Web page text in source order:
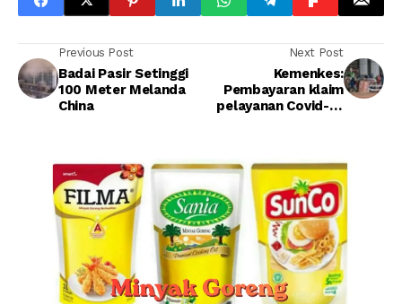
Previous Post
Badai Pasir Setinggi
100 Meter Melanda
China
Next Post
Kemenkes:
Pembayaran klaim
pelayanan Covid-19